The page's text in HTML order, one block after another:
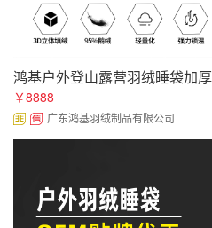
￥8888
广东鸿基羽绒制品有限公司